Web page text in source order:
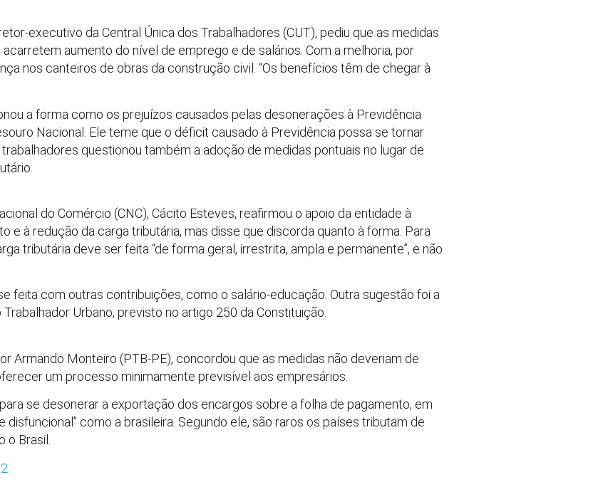
executivo da Central Única dos Trabalhadores (CUT), pediu que as medidas
aumento do nível de emprego e de salários. Com a melhoria, por
nos canteiros de obras da construção civil. “Os benefícios têm de chegar à
a forma como os prejuízos causados pelas desonerações à Previdência
Nacional. Ele teme que o déficit causado à Previdência possa se tornar
questionou também a adoção de medidas pontuais no lugar de
do Comércio (CNC), Cácito Esteves, reafirmou o apoio da entidade à
e à redução da carga tributária, mas disse que discorda quanto à forma. Para
tributária deve ser feita “de forma geral, irrestrita, ampla e permanente”, e não
feita com outras contribuições, como o salário-educação. Outra sugestão foi a
Urbano, previsto no artigo 250 da Constituição.
Armando Monteiro (PTB-PE), concordou que as medidas não deveriam de
um processo minimamente previsível aos empresários.
se desonerar a exportação dos encargos sobre a folha de pagamento, em
disfuncional” como a brasileira. Segundo ele, são raros os países tributam de
Brasil.